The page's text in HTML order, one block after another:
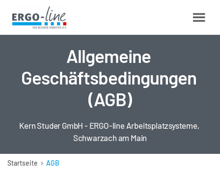
Allgemeine
Geschäftsbedingungen
(AGB)
Kern Studer GmbH - ERGO-line Arbeitsplatzsysteme,
Schwarzach am Main
Startseite AGB